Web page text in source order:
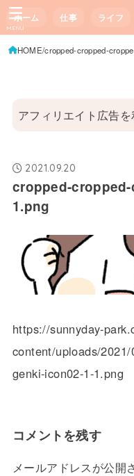
ホーム 仕事 ライフ
MENU
HOME cropped-cropped-
アフィリエイト広告
2021.09.20
cropped-
1.png
https://sunnyday-
content/uploads/
genki-icon02-1-1.png
コメントを残す
メールアドレスが公開